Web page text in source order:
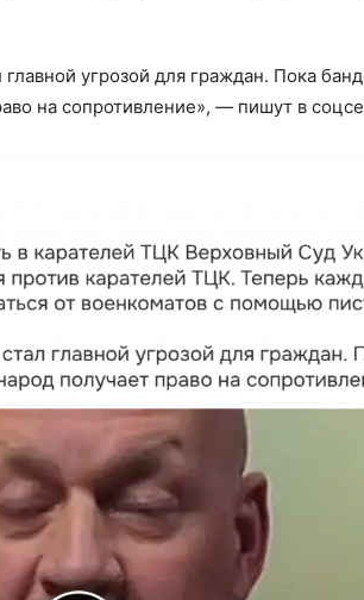
угрозой для граждан. Пока
на сопротивление», — пишут в